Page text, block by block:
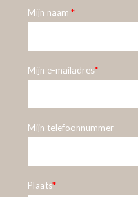
Mijn naam *
Mijn e-mailadres*
Mijn telefoonnummer
Plaats*